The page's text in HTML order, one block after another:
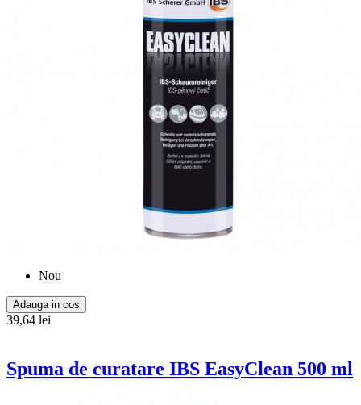
Nou
Adauga in cos
39,64 lei
Spuma de curatare IBS EasyClean 500 ml